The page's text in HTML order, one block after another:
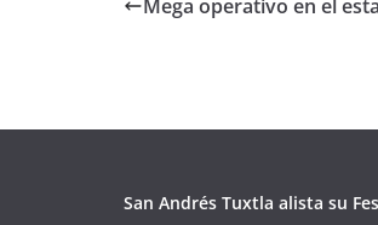
Mega operativo en el
San Andrés Tuxtla alista su